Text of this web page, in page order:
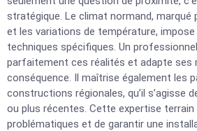
stratégique. Le climat normand, marqué
et les variations de température,
techniques spécifiques. Un
parfaitement ces réalités et adapte ses
conséquence. Il maîtrise également les
constructions régionales, qu’il s’agisse
ou plus récentes. Cette expertise terrain
problématiques et de garantir une